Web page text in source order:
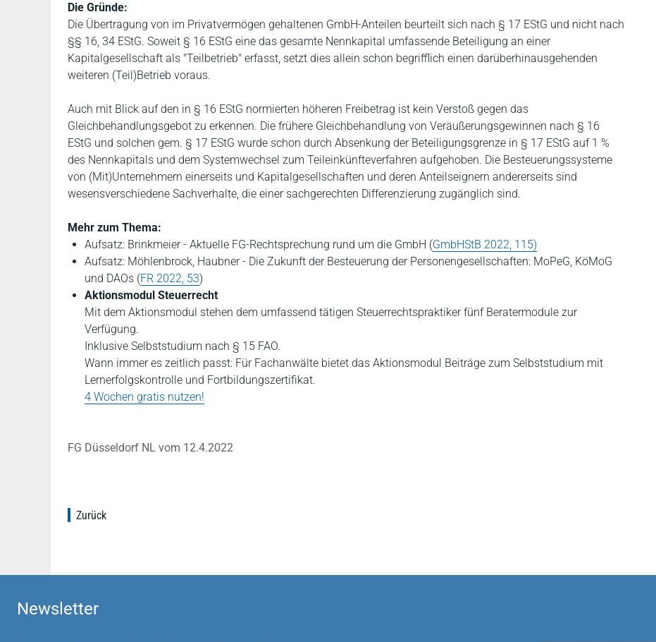
Die Gründe:
Die Übertragung von im Privatvermögen gehaltenen GmbH-Anteilen beurteilt sich nach § 17 EStG und nicht nach
§§ 16, 34 EStG. Soweit § 16 EStG eine das gesamte Nennkapital umfassende Beteiligung an einer
Kapitalgesellschaft als "Teilbetrieb" erfasst, setzt dies allein schon begrifflich einen darüberhinausgehenden
weiteren (Teil)Betrieb voraus.
Auch mit Blick auf den in § 16 EStG normierten höheren Freibetrag ist kein Verstoß gegen das
Gleichbehandlungsgebot zu erkennen. Die frühere Gleichbehandlung von Veräußerungsgewinnen nach § 16
EStG und solchen gem. § 17 EStG wurde schon durch Absenkung der Beteiligungsgrenze in § 17 EStG auf 1 %
des Nennkapitals und dem Systemwechsel zum Teileinkünfteverfahren aufgehoben. Die Besteuerungssysteme
von (Mit)Unternehmern einerseits und Kapitalgesellschaften und deren Anteilseignern andererseits sind
wesensverschiedene Sachverhalte, die einer sachgerechten Differenzierung zugänglich sind.
Mehr zum Thema:
Aufsatz: Brinkmeier - Aktuelle FG-Rechtsprechung rund um die GmbH (GmbHStB 2022, 115)
Aufsatz: Möhlenbrock, Haubner - Die Zukunft der Besteuerung der Personengesellschaften: MoPeG, KöMoG
und DAOs (FR 2022, 53)
Aktionsmodul Steuerrecht
Mit dem Aktionsmodul stehen dem umfassend tätigen Steuerrechtspraktiker fünf Beratermodule zur
Verfügung.
Inklusive Selbststudium nach § 15 FAO.
Wann immer es zeitlich passt: Für Fachanwälte bietet das Aktionsmodul Beiträge zum Selbststudium mit
Lernerfolgskontrolle und Fortbildungszertifikat.
4 Wochen gratis nutzen!
FG Düsseldorf NL vom 12.4.2022
Zurück
Newsletter